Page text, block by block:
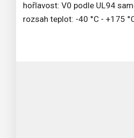
hořlavost: V0 podle UL94
rozsah teplot: -40 °C - +175